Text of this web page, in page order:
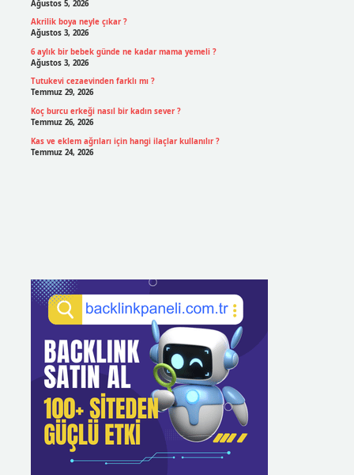
Ağustos 5, 2026
Akrilik boya neyle çıkar ?
Ağustos 3, 2026
6 aylık bir bebek günde ne kadar mama yemeli ?
Ağustos 3, 2026
Tutukevi cezaevinden farklı mı ?
Temmuz 29, 2026
Koç burcu erkeği nasıl bir kadın sever ?
Temmuz 26, 2026
Kas ve eklem ağrıları için hangi ilaçlar kullanılır ?
Temmuz 24, 2026